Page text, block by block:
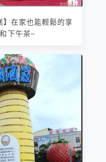
】在家也能輕鬆的享
下午茶~